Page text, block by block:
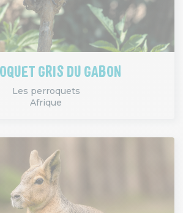
GRIS DU GABON
Les perroquets
Afrique